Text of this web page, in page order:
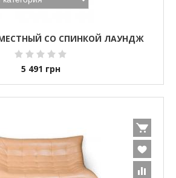
СО СПИНКОЙ ЛАУНДЖ
5 491 грн